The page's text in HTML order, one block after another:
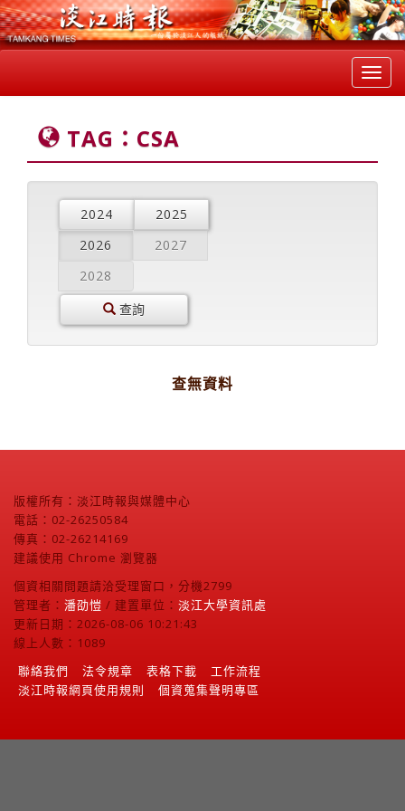
TAG：CSA
2024
2025
2026
2027
2028
查詢
查無資料
版權所有：淡江時報與媒體中心
電話：02-26250584
傳真：02-26214169
建議使用 Chrome 瀏覽器
個資相關問題請洽受理窗口，分機2799
管理者： 潘劭愷 / 建置單位： 淡江大學資訊處
更新日期：2026-08-06 10:21:43
線上人數：1089
聯絡我們
法令規章 表格下載
工作流程
淡江時報網頁使用規則
個資蒐集聲明專區